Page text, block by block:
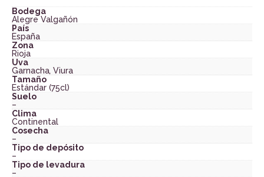
Bodega
Alegre Valgañón
País
España
Zona
Rioja
Uva
Garnacha Viura
Tamaño
Estándar (75cl)
Suelo
–
Clima
Continental
Cosecha
–
Tipo de depósito
–
Tipo de levadura
–